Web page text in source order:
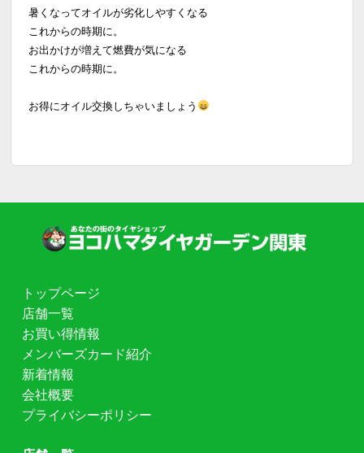
暑くなってオイルが劣化しやすくなる
これからの時期に。
お出かけが増えて燃費が気になる
これからの時期に。
お得にオイル交換しちゃいましょう
トップページ
店舗一覧
お買い得情報
メンバーズカード紹介
新着情報
会社概要
プライバシーポリシー